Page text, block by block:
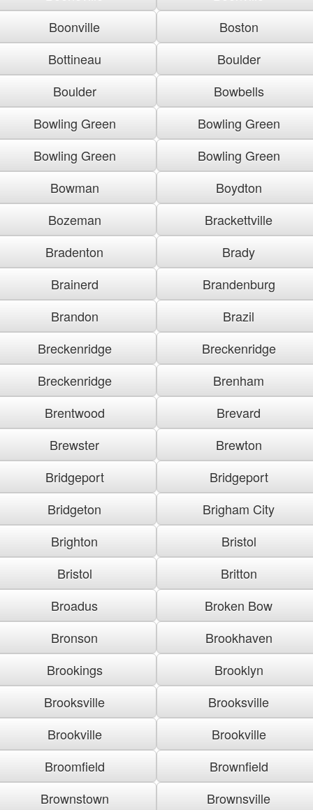
Boonville
Boston
Bottineau
Boulder
Boulder
Bowbells
Bowling Green
Bowling Green
Bowling Green
Bowling Green
Bowman
Boydton
Bozeman
Brackettville
Bradenton
Brady
Brainerd
Brandenburg
Brandon
Brazil
Breckenridge
Breckenridge
Breckenridge
Brenham
Brentwood
Brevard
Brewster
Brewton
Bridgeport
Bridgeport
Bridgeton
Brigham City
Brighton
Bristol
Bristol
Britton
Broadus
Broken Bow
Bronson
Brookhaven
Brookings
Brooklyn
Brooksville
Brooksville
Brookville
Brookville
Broomfield
Brownfield
Brownstown
Brownsville